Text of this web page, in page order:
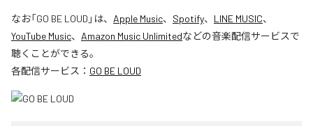
なお「GO BE LOUD 」は、 Apple Music、 Spotify、 LINE MUSIC、
YouTube Music、 Amazon Music Unlimitedなどの音楽配信サービスで
聴くことができる。
各配信サービス： GO BE LOUD